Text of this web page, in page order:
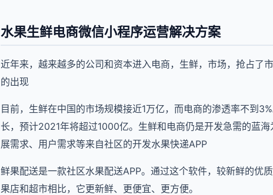
水果生鲜电商微信小程序运营解决方案
近年来，越来越多的公司和资本进入电商，生鲜，市场，抢占了
的出现
目前，生鲜在中国的市场规模接近1万亿，而电商的渗透率不到
长，预计2021年将超过1000亿。生鲜和电商仍是开发急需的蓝
展需求、用户需求等来自社区的开发水果快递APP
鲜果配送是一款社区水果配送APP。通过这个软件，较新鲜的优
果店和超市相比，它更新鲜、更便宜、更方便。